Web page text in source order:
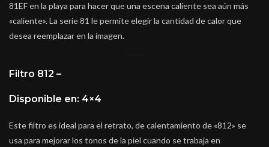
81EF en la playa para hacer que una escena caliente sea aún más
«caliente». La serie 81 le permite elegir la cantidad de calor que
desea reemplazar en la imagen.
Filtro 812 –
Disponible en: 4×4
Este filtro es ideal para el retrato, de calentamiento de «812» se
usa para mejorar los tonos de la piel cuando se trabaja en